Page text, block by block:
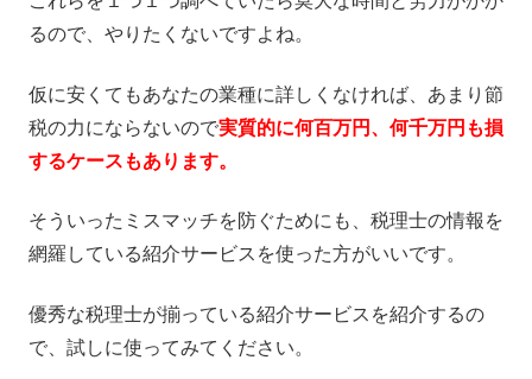
るので、やりたくないですよね。
仮に安くてもあなたの業種に詳しくなければ、あまり節
税の力にならないので実質的に何百万円、何千万円も損
するケースもあります。
そういったミスマッチを防ぐためにも、税理士の情報を
網羅している紹介サービスを使った方がいいです。
優秀な税理士が揃っている紹介サービスを紹介するの
で、試しに使ってみてください。